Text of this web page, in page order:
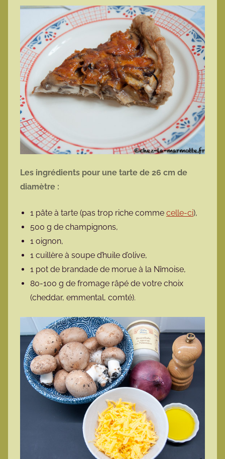
Les ingrédients pour une tarte de 26 cm de
diamètre :
1 pâte à tarte (pas trop riche comme celle-ci),
500 g de champignons,
1 oignon,
1 cuillère à soupe d’huile d’olive,
1 pot de brandade de morue à la Nîmoise,
80-100 g de fromage râpé de votre choix
(cheddar, emmental, comté).